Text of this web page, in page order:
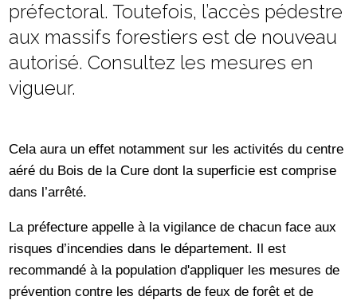
préfectoral. Toutefois, l’accès pédestre
aux massifs forestiers est de nouveau
autorisé. Consultez les mesures en
vigueur.
Cela aura un effet notamment sur les activités du centre
aéré du Bois de la Cure dont la superficie est comprise
dans l’arrêté.
La préfecture appelle à la vigilance de chacun face aux
risques d’incendies dans le département. Il est
recommandé à la population d'appliquer les mesures de
prévention contre les départs de feux de forêt et de